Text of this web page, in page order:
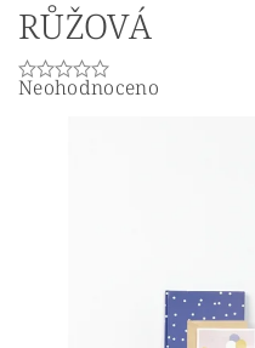
RŮŽOVÁ
Neohodnoceno